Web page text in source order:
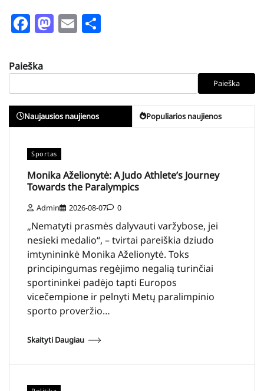
Facebook
Mastodon
Email
Paieška
Paieška
Naujausios naujienos Populiarios naujienos
Sportas
Monika Aželionytė: A Judo Athlete’s Journey
Towards the Paralympics
Admin 2026-08-07 0
„Nematyti prasmės dalyvauti varžybose, jei
nesieki medalio“, – tvirtai pareiškia dziudo
imtynininkė Monika Aželionytė. Toks
principingumas regėjimo negalią turinčiai
sportininkei padėjo tapti Europos
vicečempione ir pelnyti Metų paralimpinio
sporto proveržio…
Skaityti Daugiau